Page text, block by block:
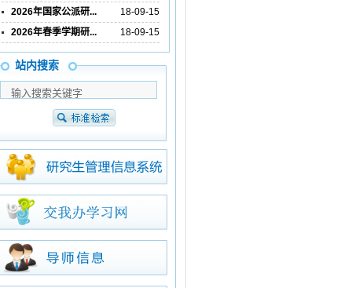
2026年国家公派研...
18-09-15
2026年春季学期研...
18-09-15
站内搜索